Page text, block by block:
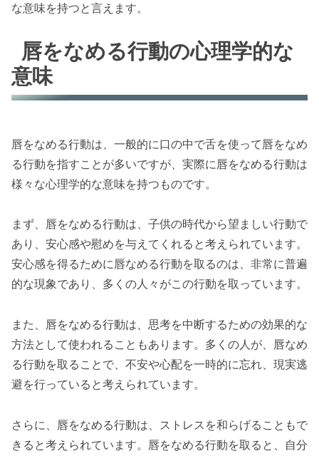
な意味を持つと言えます。
唇をなめる行動の心理学的な
意味
唇をなめる行動は、一般的に口の中で舌を使って唇をなめ
る行動を指すことが多いですが、実際に唇をなめる行動は
様々な心理学的な意味を持つものです。
まず、唇をなめる行動は、子供の時代から望ましい行動で
あり、安心感や慰めを与えてくれると考えられています。
安心感を得るために唇なめる行動を取るのは、非常に普遍
的な現象であり、多くの人々がこの行動を取っています。
また、唇をなめる行動は、思考を中断するための効果的な
方法として使われることもあります。多くの人が、唇なめ
る行動を取ることで、不安や心配を一時的に忘れ、現実逃
避を行っていると考えられています。
さらに、唇をなめる行動は、ストレスを和らげることもで
きると考えられています。唇をなめる行動を取ると、自分